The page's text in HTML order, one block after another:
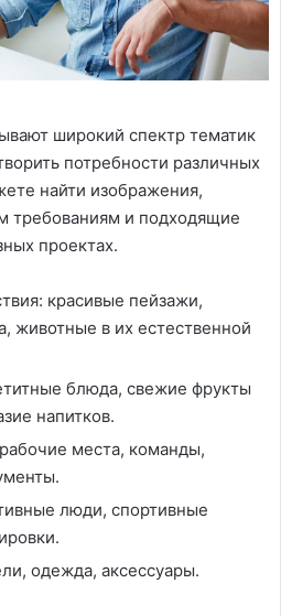
широкий спектр тематик
потребности различных
найти изображения,
требованиям и подходящие
проектах.
красивые пейзажи,
животные в их естественной
блюда, свежие фрукты
напитков.
места, команды,
люди, спортивные
одежда, аксессуары.